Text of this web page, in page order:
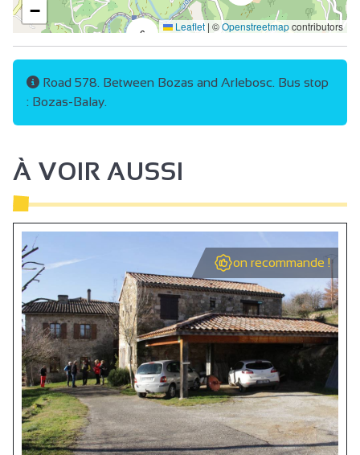
6
−
Leaflet | ©Openstreetmapcontributors
Road 578. Between Bozas and Arlebosc. Bus stop
: Bozas-Balay.
À VOIR AUSSI
on recommande !